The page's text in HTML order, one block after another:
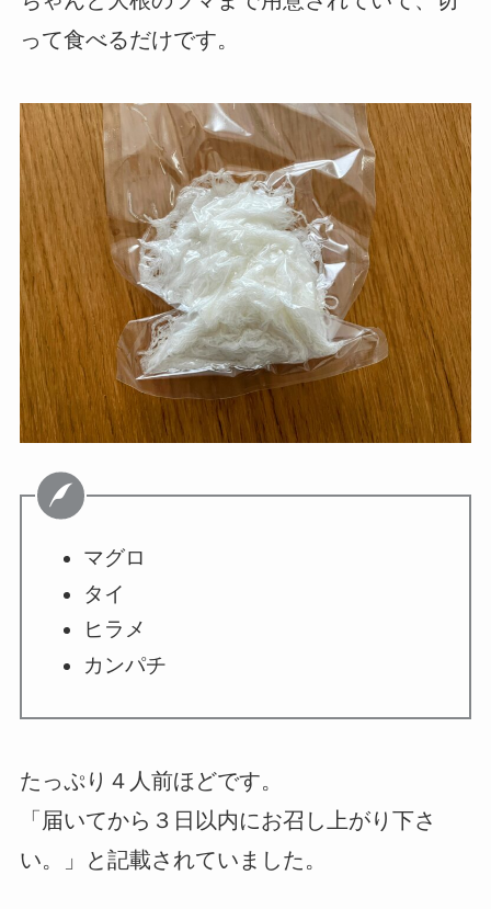
って食べるだけです。
マグロ
タイ
ヒラメ
カンパチ
たっぷり４人前ほどです。
「届いてから３日以内にお召し上がり下さ
い。」と記載されていました。